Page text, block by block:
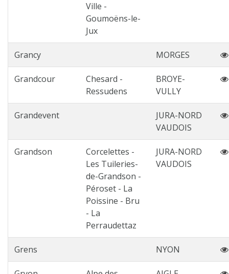
Ville -
Goumoëns-le-
Jux
Grancy MORGES
Grandcour
Chesard -
Ressudens
BROYE-
VULLY
Grandevent
JURA-NORD
VAUDOIS
Grandson
Corcelettes -
Les Tuileries-
de-Grandson -
Péroset - La
Poissine - Bru
- La
Perraudettaz
JURA-NORD
VAUDOIS
Grens NYON